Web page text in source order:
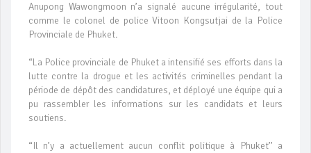
Anupong Wawongmoon n’a signalé aucune irrégularité, tout
comme le colonel de police Vitoon Kongsutjai de la Police
Provinciale de Phuket.
“La Police provinciale de Phuket a intensifié ses efforts dans la
lutte contre la drogue et les activités criminelles pendant la
période de dépôt des candidatures, et déployé une équipe qui a
pu rassembler les informations sur les candidats et leurs
soutiens.
“Il n’y a actuellement aucun conflit politique à Phuket’’ a